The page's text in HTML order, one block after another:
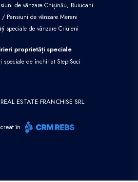
de vânzare Chișinău, Buiucani
/ Pensiuni de vânzare Mereni
speciale de vânzare Criuleni
proprietăți speciale
speciale de închiriat Step-Soci
REAL ESTATE FRANCHISE SRL
în